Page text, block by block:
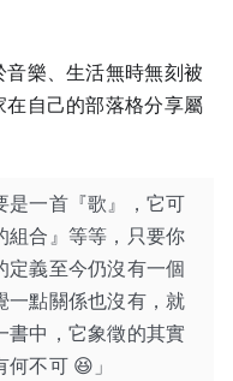
樂、生活無時無刻被
自己的部落格分享屬
是一首『歌』，它可
組合』等等，只要你
義至今仍沒有一個
一點關係也沒有，就
書中，它象徵的其實
不可 😆」